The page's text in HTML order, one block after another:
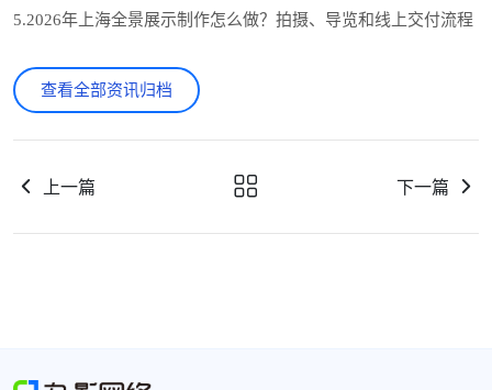
5.2026年上海全景展示制作怎么做？拍摄、导览和线上交付流程
查看全部资讯归档
上一篇 下一篇